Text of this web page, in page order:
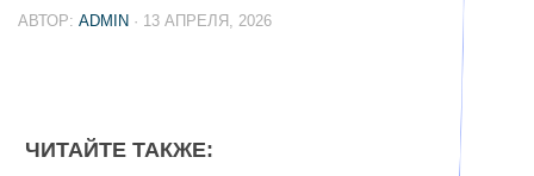
АВТОР: ADMIN · 13 АПРЕЛЯ, 2026
ЧИТАЙТЕ ТАКЖЕ: